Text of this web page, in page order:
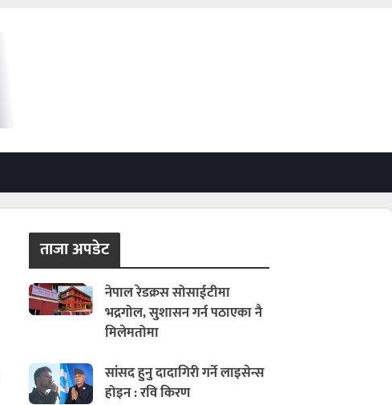
ताजा अपडेट
नेपाल रेडक्रस सोसाईटीमा
भद्रगोल, सुशासन गर्न पठाएका नै
मिलेमतोमा
सांसद हुनु दादागिरी गर्ने लाइसेन्स
होइन : रवि किरण